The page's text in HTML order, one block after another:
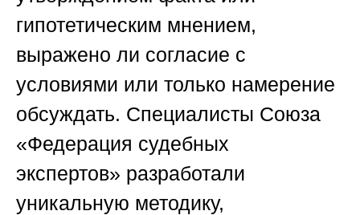
гипотетическим мнением,
выражено ли согласие с
условиями или только намерение
обсуждать. Специалисты Союза
«Федерация судебных
экспертов» разработали
уникальную методику,